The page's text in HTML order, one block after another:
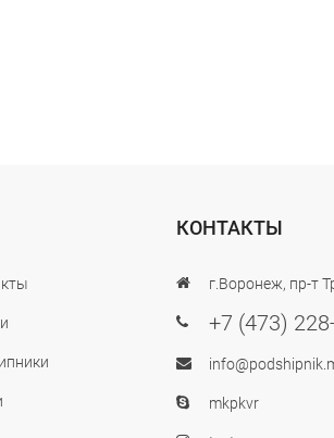
КОНТАКТЫ
г.Воронеж, пр-т
+7 (473)
mkpkvr